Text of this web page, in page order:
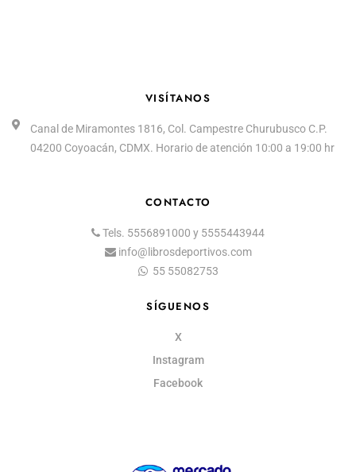
VISÍTANOS
Canal de Miramontes 1816, Col. Campestre Churubusco C.P.
04200 Coyoacán, CDMX. Horario de atención 10:00 a 19:00 hr
CONTACTO
Tels. 5556891000 y 5555443944
info@librosdeportivos.com
55 55082753
SÍGUENOS
X
Instagram
Facebook